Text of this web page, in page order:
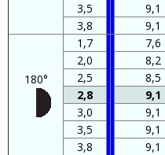
3,5
9,1
3,8
9,1
180°
1,7 7,6
2,0
8,2
2,5
8,5
2,8
9,1
3,0
9,1
3,5
9,1
3,8
9,1